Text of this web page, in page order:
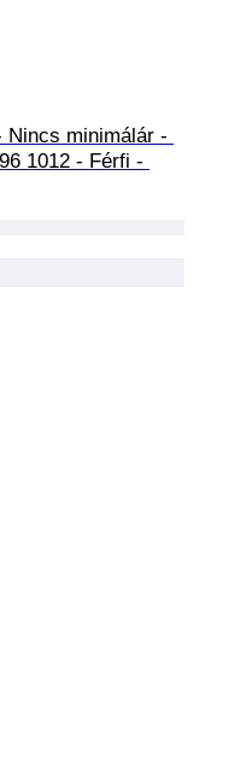
Nincs minimálár -
1012 - Férfi -